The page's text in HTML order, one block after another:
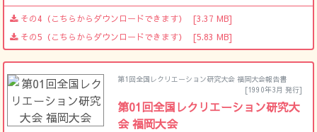
その4（こちらからダウンロードできます）
[3.37 MB]
その5（こちらからダウンロードできます）
[5.83 MB]
第1回全国レクリエーション研究大会 福岡大会報告書
[1990年3月 発行]
第01回全国レクリエーション研究大
会 福岡大会